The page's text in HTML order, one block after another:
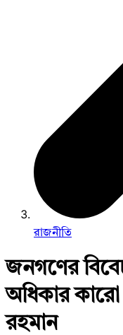
রাজনীতি
জনগণের
অধিকার
রহমান